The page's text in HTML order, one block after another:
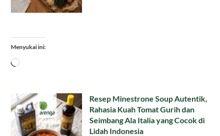
Menyukai ini:
Memuat...
Resep Minestrone Soup Autentik,
Rahasia Kuah Tomat Gurih dan
Seimbang Ala Italia yang Cocok di
Lidah Indonesia